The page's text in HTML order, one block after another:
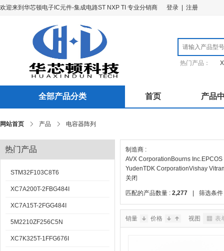
欢迎来到华芯顿电子IC元件-集成电路ST NXP TI 专业分销商 登录 注册
热门产品：
全部产品分类 首页 产品
网站首页 产品 电容器阵列
热门产品
STM32F103C8T6
XC7A200T-2FBG484I
XC7A15T-2FGG484I
5M2210ZF256C5N
XC7K325T-1FFG676I
制造商 :
AVX Corporation Bourns Inc.
YudenTDK CorporationVishay
关闭
匹配的产品数量 : 2,277 筛选条件
销量 价格 视图 表